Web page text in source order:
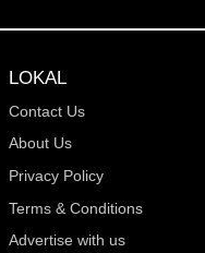
LOKAL
Contact Us
About Us
Privacy Policy
Terms & Conditions
Advertise with us